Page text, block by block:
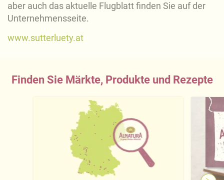
aber auch das ak­tuelle Flugblatt finden Sie auf der
Unternehmensseite.
www.sutterluety.at
Finden Sie Märkte, Produkte und Rezepte